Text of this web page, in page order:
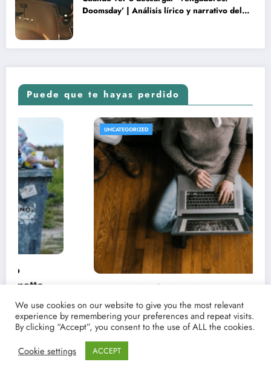
Doomsday’ | Análisis lírico y narrativo del
Puede que te hayas perdido
de estrenos y críticas de
favoritas con Point
REVISTA DE CINE |
UNCATEGORIZED
We use cookies on our website to give you the most relevant
experience by remembering your preferences and repeat visits.
By clicking “Accept”, you consent to the use of ALL the cookies.
Cookie settings
ACCEPT